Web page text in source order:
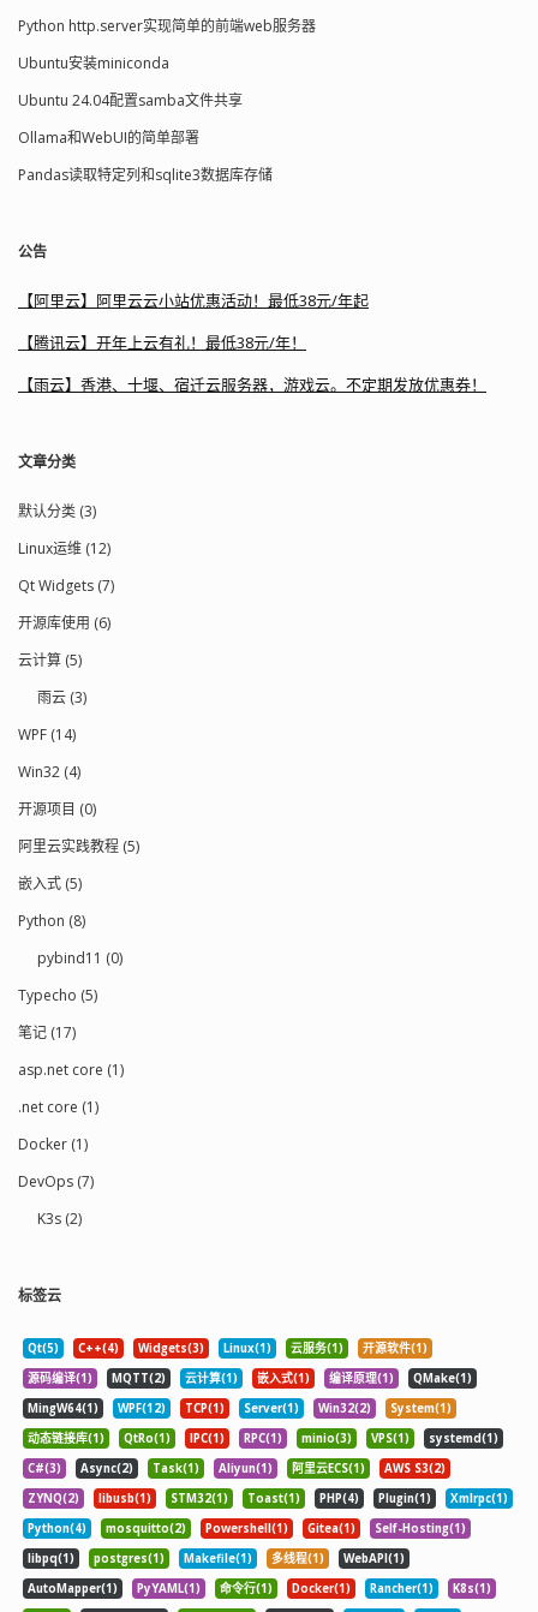
Python http.server实现简单的前端web服务器
Ubuntu安装miniconda
Ubuntu 24.04配置samba文件共享
Ollama和WebUI的简单部署
Pandas读取特定列和sqlite3数据库存储
公告
【阿里云】阿里云云小站优惠活动！最低38元/年起
【腾讯云】开年上云有礼！最低38元/年！
【雨云】香港、十堰、宿迁云服务器，游戏云。不定期发放优惠券！
文章分类
默认分类 (3)
Linux运维 (12)
Qt Widgets (7)
开源库使用 (6)
云计算 (5)
雨云 (3)
WPF (14)
Win32 (4)
开源项目 (0)
阿里云实践教程 (5)
嵌入式 (5)
Python (8)
pybind11 (0)
Typecho (5)
笔记 (17)
asp.net core (1)
.net core (1)
Docker (1)
DevOps (7)
K3s (2)
标签云
Qt(5) C++(4) Widgets(3) Linux(1) 云服务(1)
开源软件(1)
源码编译(1)
MQTT(2) 云计算(1) 嵌入式(1) 编译原理(1)
QMake(1)
MingW64(1)
WPF(12) TCP(1) Server(1) Win32(2)
System(1)
动态链接库(1)
QtRo(1) IPC(1) RPC(1) minio(3) VPS(1)
systemd(1)
C#(3)
Async(2) Task(1) Aliyun(1) 阿里云ECS(1)
AWS S3(2)
ZYNQ(2)
libusb(1) STM32(1) Toast(1) PHP(4) Plugin(1)
Xmlrpc(1)
Python(4)
mosquitto(2) Powershell(1) Gitea(1)
Self-Hosting(1)
libpq(1)
postgres(1) Makefile(1) 多线程(1)
WebAPI(1)
AutoMapper(1)
PyYAML(1) 命令行(1) Docker(1) Rancher(1)
K8s(1)